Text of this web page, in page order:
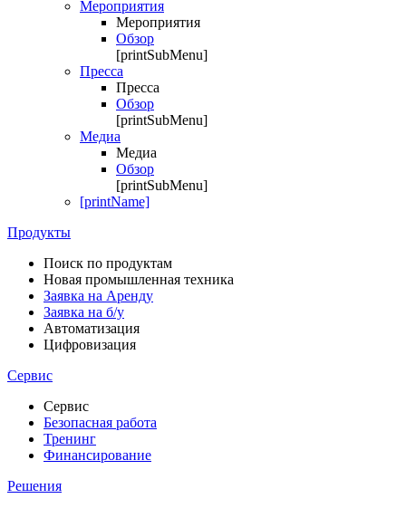
Мероприятия
Мероприятия
Обзор
[printSubMenu]
Пресса
Пресса
Обзор
[printSubMenu]
Медиа
Медиа
Обзор
[printSubMenu]
[printName]
Продукты
Поиск по продуктам
Новая промышленная техника
Заявка на Аренду
Заявка на б/у
Автоматизация
Цифровизация
Сервис
Сервис
Безопасная работа
Тренинг
Финансирование
Решения